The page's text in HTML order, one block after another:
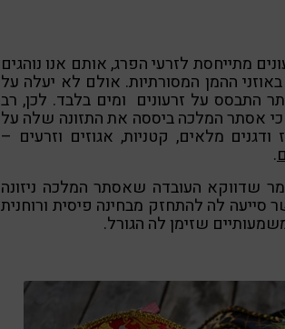
מתייחסת לזרעי הפרג, אותם אנו נוהגים
ההמן המסורתיות. אולם לא יעלה על
התבסס על זרעונים ומים בלבד. לכן, רב
אסתר המלכה ביססה את התזונה שלה על
ודגנים מלאים, קטניות, אגוזים וזרעים –
.
שדווקא העובדה שאסתר המלכה ניזונה
סייעה לה להתחזק מבחינה פיסית ורוחנית
שזימן לה הגורל.